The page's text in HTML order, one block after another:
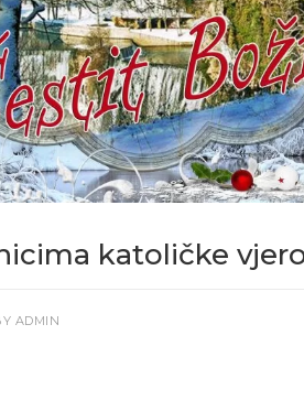
katoličke
ADMIN